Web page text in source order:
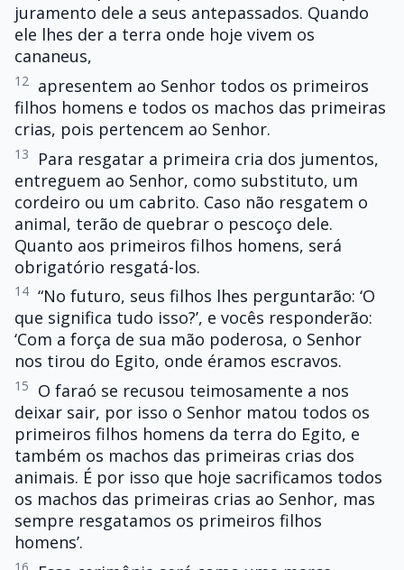
juramento dele a seus antepassados. Quando
ele lhes der a terra onde hoje vivem os
cananeus,
12
apresentem ao Senhor todos os primeiros
filhos homens e todos os machos das primeiras
crias, pois pertencem ao Senhor.
13
Para resgatar a primeira cria dos jumentos,
entreguem ao Senhor, como substituto, um
cordeiro ou um cabrito. Caso não resgatem o
animal, terão de quebrar o pescoço dele.
Quanto aos primeiros filhos homens, será
obrigatório resgatá-los.
14 “No futuro, seus filhos lhes perguntarão: ‘O
que significa tudo isso?’, e vocês responderão:
‘Com a força de sua mão poderosa, o Senhor
nos tirou do Egito, onde éramos escravos.
15
O faraó se recusou teimosamente a nos
deixar sair, por isso o Senhor matou todos os
primeiros filhos homens da terra do Egito, e
também os machos das primeiras crias dos
animais. É por isso que hoje sacrificamos todos
os machos das primeiras crias ao Senhor, mas
sempre resgatamos os primeiros filhos
homens’.